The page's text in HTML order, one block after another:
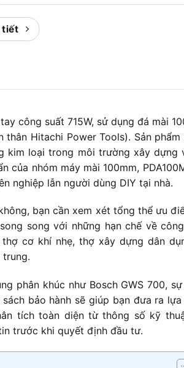
tiết
công suất 715W, sử dụng đá mài
Hitachi Power Tools). Sản phẩm
kim loại trong môi trường xây dựng
của nhóm máy mài 100mm,
nghiệp lẫn người dùng DIY tại nhà.
bạn cần xem xét tổng thể ưu
song với những hạn chế về
cơ khí nhẹ, thợ xây dựng dân
phân khúc như Bosch GWS 700,
bảo hành sẽ giúp bạn đưa ra
tích toàn diện từ thông số kỹ
trước khi quyết định đầu tư.